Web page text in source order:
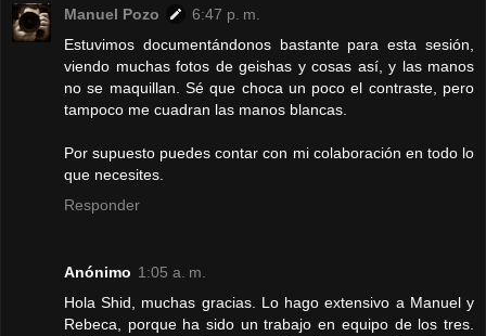
Manuel Pozo
6:47 p. m.
Estuvimos documentándonos bastante para esta sesión,
viendo muchas fotos de geishas y cosas así, y las manos
no se maquillan. Sé que choca un poco el contraste, pero
tampoco me cuadran las manos blancas.
Por supuesto puedes contar con mi colaboración en todo lo
que necesites.
Responder
Anónimo 1:05 a. m.
Hola Shid, muchas gracias. Lo hago extensivo a Manuel y
Rebeca, porque ha sido un trabajo en equipo de los tres.